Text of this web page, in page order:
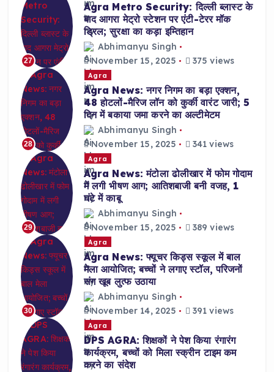
27
Agra Metro Security: दिल्ली ब्लास्ट के
बाद आगरा मेट्रो स्टेशन पर एंटी-टेरर मॉक
ड्रिल; सुरक्षा का कड़ा इम्तिहान
Abhimanyu Singh
November 15, 2025
375 views
28
Agra
Agra News: नगर निगम का बड़ा एक्शन,
48 होटलों-मैरिज लॉन को कुर्की वारंट जारी; 5
दिन में बकाया जमा करने का अल्टीमेटम
Abhimanyu Singh
November 15, 2025
341 views
29
Agra
Agra News: मंटोला ढोलीखार में फोम गोदाम
में लगी भीषण आग; आतिशबाजी बनी वजह, 1
घंटे में काबू
Abhimanyu Singh
November 15, 2025
389 views
30
Agra
Agra News: फ्यूचर किड्स स्कूल में बाल
मेला आयोजित; बच्चों ने लगाए स्टॉल, परिजनों
संग खूब लुत्फ उठाया
Abhimanyu Singh
November 14, 2025
391 views
Agra
DPS AGRA: शिक्षकों ने पेश किया रंगारंग
कार्यक्रम, बच्चों को मिला स्क्रीन टाइम कम
करने का संदेश